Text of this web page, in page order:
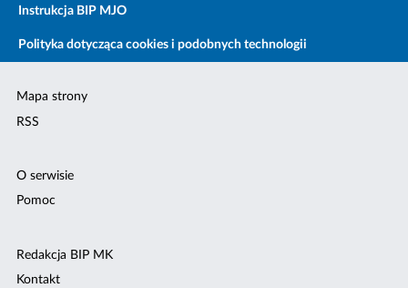
Instrukcja BIP MJO
Polityka dotycząca cookies i podobnych technologii
Mapa strony
RSS
O serwisie
Pomoc
Redakcja BIP MK
Kontakt